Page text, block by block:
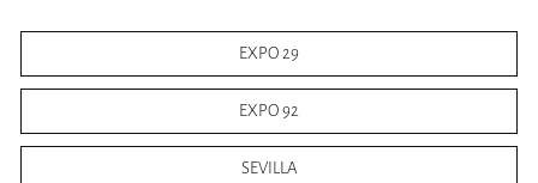
EXPO 29
EXPO 92
SEVILLA